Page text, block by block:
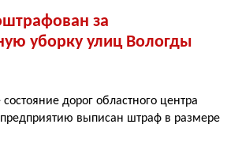
за
уборку улиц Вологды
дорог областного центра
выписан штраф в размере